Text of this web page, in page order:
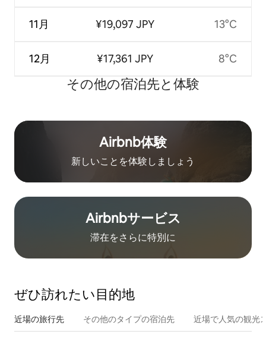
11月
12月
¥19,097 JPY
¥17,361 JPY
13°C
8°C
その他の宿⁠泊⁠先と体⁠験
Airbnb体験
新しいことを体験しましょう
Airbnb⁠サ⁠ー⁠ビ⁠ス
滞在をさ⁠ら⁠に特⁠別⁠に
ぜひ訪⁠れ⁠た⁠い目⁠的⁠地
近場の旅行先 その他のタ⁠イ⁠プ⁠の宿⁠泊⁠先 近場で人気の観光